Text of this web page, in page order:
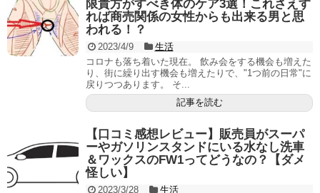
限貴方がすべき体のケア3選！これさえす
れば商売関係の女性からも出来る男と思
われる！？
2023/4/9
生活
コロナも落ち着いた現在。 飲み会をする機会も増えた
り、街に繰り出す機会も増えたりで、"1つ前の日常"に
戻りつつあります。 そ...
記事を読む
【口コミ感想レビュー】販売員がスーパ
ーやガソリンスタンドにいる水なし洗車
＆ワックスのFW1ってどうなの？【ダメ
怪しい】
2023/3/28 生活